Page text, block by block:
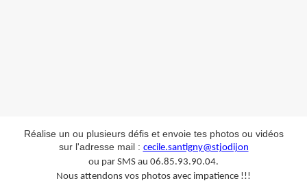
Réalise un ou plusieurs défis et envoie tes photos ou vidéos
sur l'adresse mail : cecile.santigny@stjodijon
ou par SMS au 06.85.93.90.04.
Nous attendons vos photos avec impatience !!!